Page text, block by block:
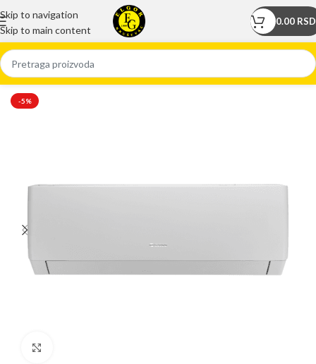
Skip to navigation
Skip to main content
0.00 RSD
Početna/Prodavnica/Klima uređaji
-5%